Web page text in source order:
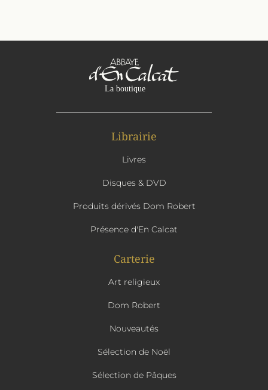
Librairie
Livres
Disques & DVD
Produits dérivés Dom Robert
Présence d'En Calcat
Carterie
Art religieux
Dom Robert
Nouveautés
Sélection de Noël
Sélection de Pâques